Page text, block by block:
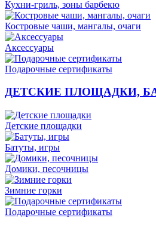
Кухни-гриль, зоны барбекю
Костровые чаши, мангалы, очаги
Аксессуары
Подарочные сертификаты
ДЕТСКИЕ ПЛОЩАДКИ,
Детские площадки
Батуты, игры
Домики, песочницы
Зимние горки
Подарочные сертификаты